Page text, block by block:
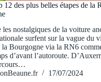
12 des plus belles étapes de la
les nostalgiques de la voiture
surfent sur la vague du
la Bourgogne via la RN6
d’avant l’autoroute.
17/07/2024